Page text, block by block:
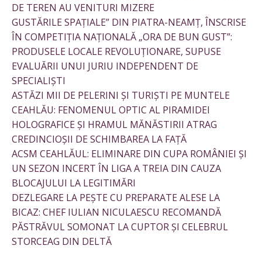
DE TEREN AU VENITURI MIZERE
GUSTĂRILE SPAȚIALE” DIN PIATRA-NEAMȚ, ÎNSCRISE
ÎN COMPETIȚIA NAȚIONALĂ „ORA DE BUN GUST”:
PRODUSELE LOCALE REVOLUȚIONARE, SUPUSE
EVALUĂRII UNUI JURIU INDEPENDENT DE
SPECIALIȘTI
ASTĂZI MII DE PELERINI ȘI TURIȘTI PE MUNTELE
CEAHLĂU: FENOMENUL OPTIC AL PIRAMIDEI
HOLOGRAFICE ȘI HRAMUL MĂNĂSTIRII ATRAG
CREDINCIOȘII DE SCHIMBAREA LA FAȚĂ
ACSM CEAHLĂUL: ELIMINARE DIN CUPA ROMÂNIEI ȘI
UN SEZON INCERT ÎN LIGA A TREIA DIN CAUZA
BLOCAJULUI LA LEGITIMĂRI
DEZLEGARE LA PEȘTE CU PREPARATE ALESE LA
BICAZ: CHEF IULIAN NICULAESCU RECOMANDĂ
PĂSTRĂVUL SOMONAT LA CUPTOR ȘI CELEBRUL
STORCEAG DIN DELTĂ